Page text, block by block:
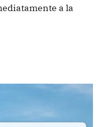
a la